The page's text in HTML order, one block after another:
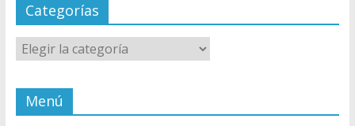
Categorías
Categorías
Menú